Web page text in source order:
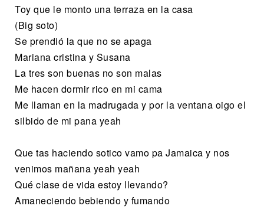
Toy que le monto una terraza en la casa
(Big soto)
Se prendió la que no se apaga
Mariana cristina y Susana
La tres son buenas no son malas
Me hacen dormir rico en mi cama
Me llaman en la madrugada y por la ventana oigo el
silbido de mi pana yeah
Que tas haciendo sotico vamo pa Jamaica y nos
venimos mañana yeah yeah
Qué clase de vida estoy llevando?
Amaneciendo bebiendo y fumando